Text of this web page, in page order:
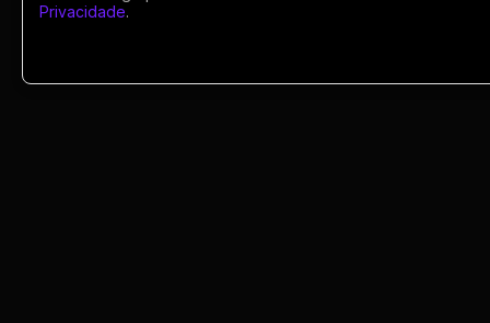
Privacidade.